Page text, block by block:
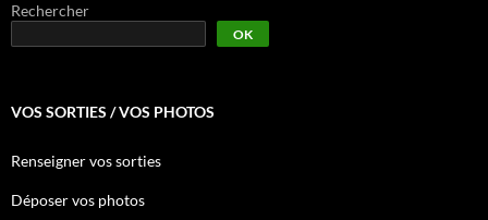
Rechercher
OK
VOS SORTIES / VOS PHOTOS
Renseigner vos sorties
Déposer vos photos